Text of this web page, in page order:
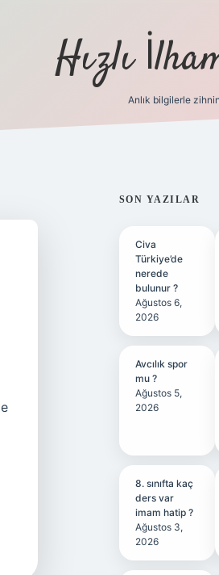
Hızlı
Anlık bilgilerle
SON YAZILAR
Civa
Türkiye’de
nerede
bulunur ?
Ağustos 6,
2026
Avcılık spor
mu ?
Ağustos 5,
2026
8. sınıfta kaç
ders var
imam hatip ?
Ağustos 3,
2026